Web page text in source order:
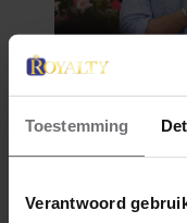
Toestemming
Verantwoord